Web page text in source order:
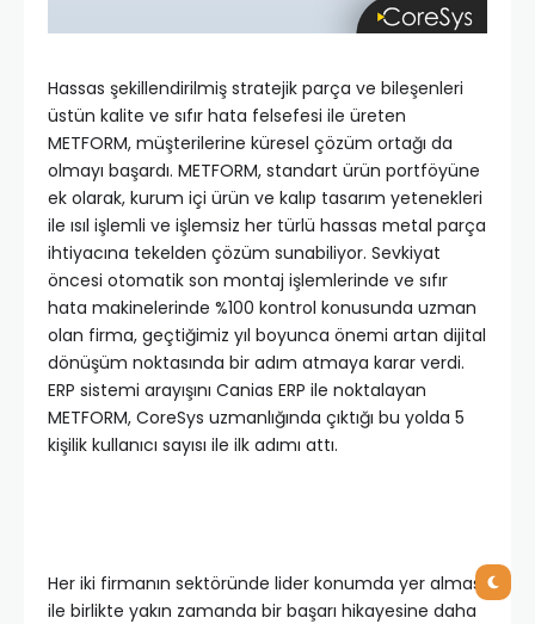
Hassas şekillendirilmiş stratejik parça ve bileşenleri
üstün kalite ve sıfır hata felsefesi ile üreten
METFORM, müşterilerine küresel çözüm ortağı da
olmayı başardı. METFORM, standart ürün portföyüne
ek olarak, kurum içi ürün ve kalıp tasarım yetenekleri
ile ısıl işlemli ve işlemsiz her türlü hassas metal parça
ihtiyacına tekelden çözüm sunabiliyor. Sevkiyat
öncesi otomatik son montaj işlemlerinde ve sıfır
hata makinelerinde %100 kontrol konusunda uzman
olan firma, geçtiğimiz yıl boyunca önemi artan dijital
dönüşüm noktasında bir adım atmaya karar verdi.
ERP sistemi arayışını Canias ERP ile noktalayan
METFORM, CoreSys uzmanlığında çıktığı bu yolda 5
kişilik kullanıcı sayısı ile ilk adımı attı.
Her iki firmanın sektöründe lider konumda yer alması
ile birlikte yakın zamanda bir başarı hikayesine daha